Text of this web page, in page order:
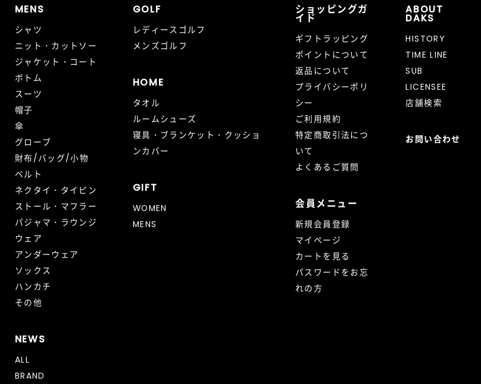
MENS
シャツ
ニット・カットソー
ジャケット・コート
ボトム
スーツ
帽子
傘
グローブ
財布/バッグ/小物
ベルト
ネクタイ・タイピン
ストール・マフラー
パジャマ・ラウンジ
ウェア
アンダーウェア
ソックス
ハンカチ
その他
NEWS
ALL
BRAND
GOLF
レディースゴルフ
メンズゴルフ
HOME
タオル
ルームシューズ
寝具・ブランケット・クッショ
ンカバー
GIFT
WOMEN
MENS
ショッピングガ
イド
ギフトラッピング
ポイントについて
返品について
プライバシーポリ
シー
ご利用規約
特定商取引法につ
いて
よくあるご質問
会員メニュー
新規会員登録
マイページ
カートを見る
パスワードをお忘
れの方
ABOUT
DAKS
HISTORY
TIME LINE
SUB
LICENSEE
店舗検索
お問い合わせ